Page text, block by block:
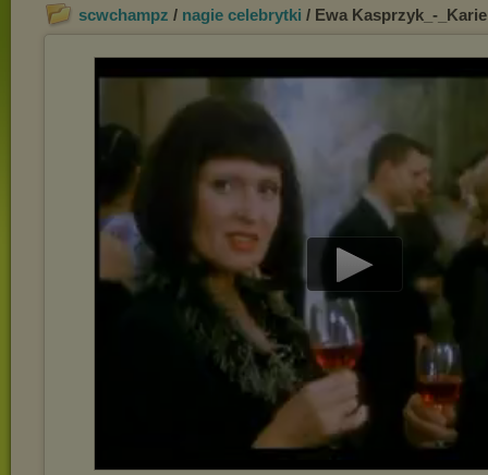
scwchampz / nagie celebrytki / Ewa Kasprzyk_-
Video